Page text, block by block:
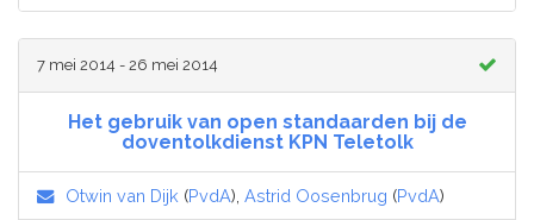
7 mei 2014 - 26 mei 2014
Het gebruik van open standaarden bij de
doventolkdienst KPN Teletolk
Otwin van Dijk (PvdA), Astrid Oosenbrug (PvdA)